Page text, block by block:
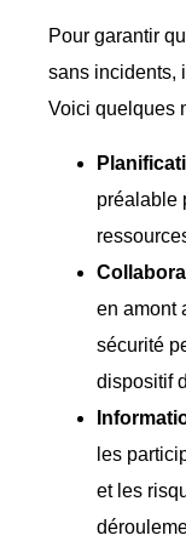
Pour garantir
sans incidents,
Voici quelques
préalable
en amont
sécurité
dispositif
les
et les